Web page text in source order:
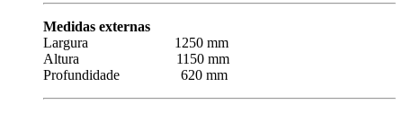
Medidas externas
Largura 1250 mm
Altura 1150 mm
Profundidade 620 mm